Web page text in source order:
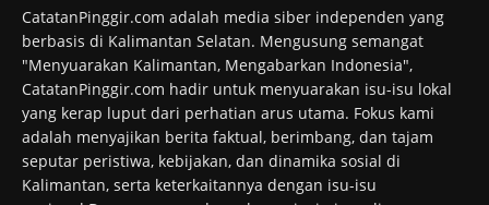
CatatanPinggir.com adalah media siber independen yang
berbasis di Kalimantan Selatan. Mengusung semangat
"Menyuarakan Kalimantan, Mengabarkan Indonesia",
CatatanPinggir.com hadir untuk menyuarakan isu-isu lokal
yang kerap luput dari perhatian arus utama. Fokus kami
adalah menyajikan berita faktual, berimbang, dan tajam
seputar peristiwa, kebijakan, dan dinamika sosial di
Kalimantan, serta keterkaitannya dengan isu-isu